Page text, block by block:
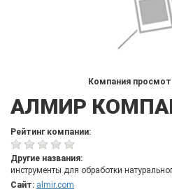
Компания
АЛМИР
Рейтинг компании:
Другие названия:
инструменты для обработки
Сайт: almir.com